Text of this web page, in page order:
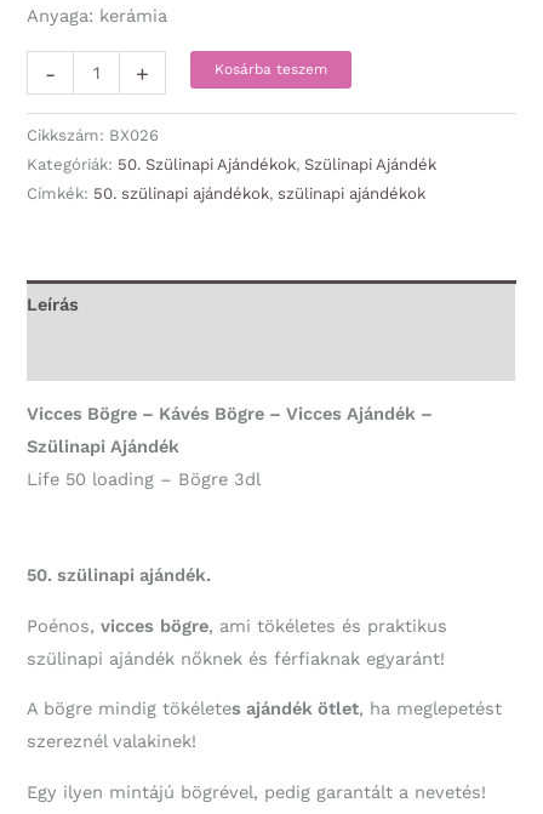
Anyaga: kerámia
-
Bögre
-
Life
50
50.
+ Kosárba teszem
Cikkszám: BX026
Kategóriák: 50. Szülinapi Ajándékok,Szülinapi Ajándék
Címkék: 50. szülinapi ajándékok,szülinapi ajándékok
Leírás
Vicces Bögre – Kávés Bögre – Vicces Ajándék –
Szülinapi Ajándék
Life 50 loading – Bögre 3dl
50. szülinapi ajándék.
Poénos,vicces bögre, ami tökéletes és praktikus
szülinapi ajándék nőknek és férfiaknak egyaránt!
A bögre mindig tökéletes ajándék ötlet, ha meglepetést
szereznél valakinek!
Egy ilyen mintájú bögrével, pedig garantált a nevetés!